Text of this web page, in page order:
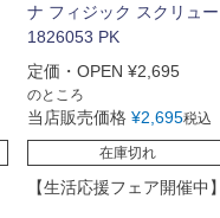
ナ フィジック スクリュー
1826053 PK
定価・OPEN ¥2,695
のところ
当店販売価格 ¥2,695税込
在庫切れ
【生活応援フェア開催中】